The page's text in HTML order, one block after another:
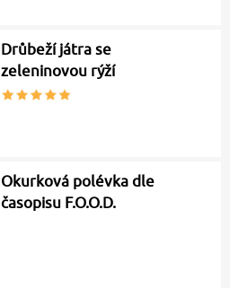
Drůbeží játra se
zeleninovou rýží
Okurková polévka dle
časopisu F.O.O.D.